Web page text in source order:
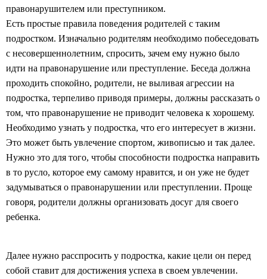
правонарушителем или преступником.
Есть простые правила поведения родителей с таким
подростком. Изначально родителям необходимо побеседовать
с несовершеннолетним, спросить, зачем ему нужно было
идти на правонарушение или преступление. Беседа должна
проходить спокойно, родители, не выливая агрессии на
подростка, терпеливо приводя примеры, должны рассказать о
том, что правонарушение не приводит человека к хорошему.
Необходимо узнать у подростка, что его интересует в жизни.
Это может быть увлечение спортом, живописью и так далее.
Нужно это для того, чтобы способности подростка направить
в то русло, которое ему самому нравится, и он уже не будет
задумываться о правонарушении или преступлении. Проще
говоря, родители должны организовать досуг для своего
ребенка.
Далее нужно расспросить у подростка, какие цели он перед
собой ставит для достижения успеха в своем увлечении.